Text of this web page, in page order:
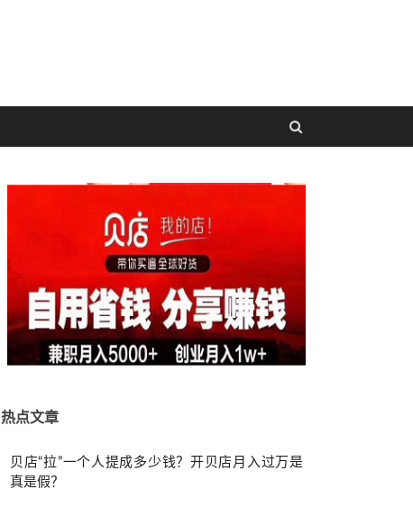
热点文章
贝店“拉”一个人提成多少钱？开贝店月入过万是
真是假？